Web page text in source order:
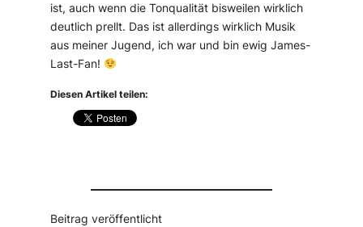
ist, auch wenn die Tonqualität bisweilen wirklich
deutlich prellt. Das ist allerdings wirklich Musik
aus meiner Jugend, ich war und bin ewig James-
Last-Fan!
Diesen Artikel teilen:
Beitrag veröffentlicht